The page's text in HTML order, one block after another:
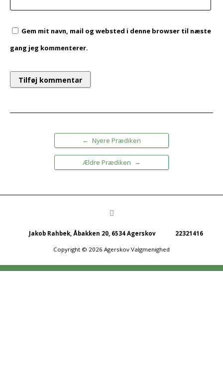
Gem mit navn, mail og websted i denne browser til næste
gang jeg kommenterer.
← Nyere Prædiken
Ældre Prædiken →
Jakob Rahbek, Åbakken 20, 6534 Agerskov 22321416
Copyright © 2026 Agerskov Valgmenighed